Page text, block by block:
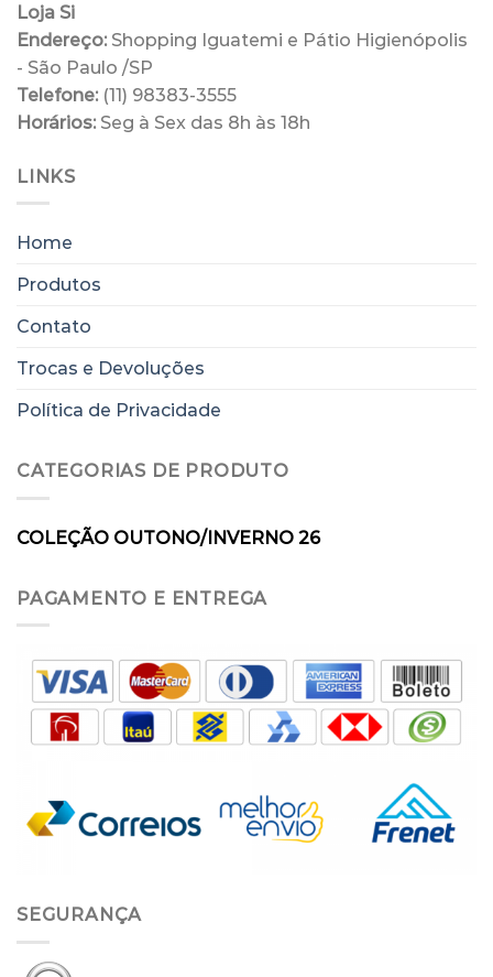
podem
ser
escolhidas
na
página
podem
Loja Si
Endereço: Shopping Iguatemi e Pátio Higienópolis
- São Paulo /SP
Telefone: (11) 98383-3555
Horários: Seg à Sex das 8h às 18h
LINKS
Home
Produtos
Contato
Trocas e Devoluções
Política de Privacidade
CATEGORIAS DE PRODUTO
COLEÇÃO OUTONO/INVERNO 26
PAGAMENTO E ENTREGA
SEGURANÇA